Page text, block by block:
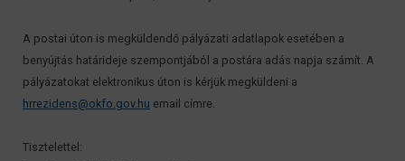
A postai úton is megküldendő pályázati adatlapok esetében a
benyújtás határideje szempontjából a postára adás napja számít. A
pályázatokat elektronikus úton is kérjük megküldeni a
hrrezidens@okfo.gov.hu email címre.
Tisztelettel: